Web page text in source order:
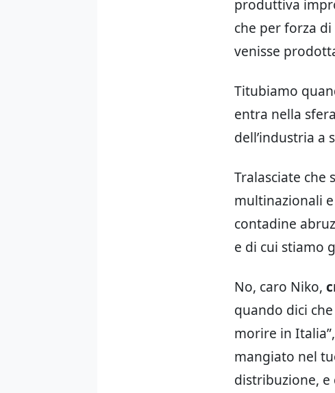
produttiva
che per forza
venisse
Titubiamo
entra nella
dell’industria
Tralasciate che
multinazionali
contadine
e di cui stiamo
No, caro Niko,
quando dici
morire in
mangiato nel
distribuzione, e